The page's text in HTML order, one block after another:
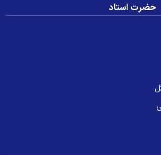
حضرت استاد